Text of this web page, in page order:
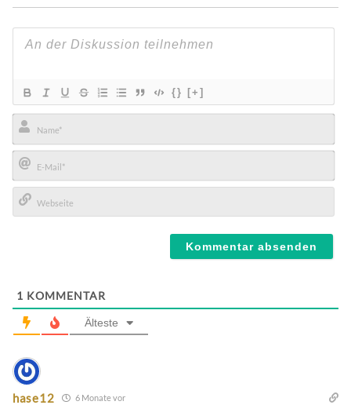
{} [+]
Name*
E-
Mail*
1 KOMMENTAR
Älteste
hase12 6 Monate vor